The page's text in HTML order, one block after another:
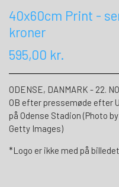
40x60cm Print -
kroner
595,00 kr.
ODENSE, DANMARK - 22.
OB efter pressemøde efter
på Odense Stadion (Photo
Getty Images)
*Logo er ikke med på